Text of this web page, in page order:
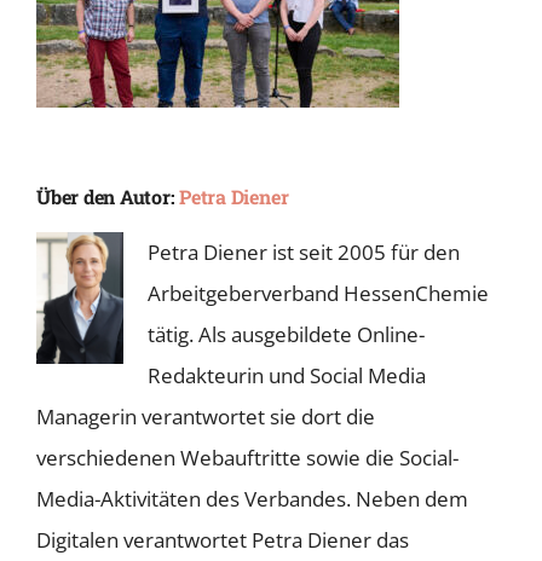
Über den Autor:Petra Diener
Petra Diener ist seit 2005 für den
Arbeitgeberverband HessenChemie
tätig. Als ausgebildete Online-
Redakteurin und Social Media
Managerin verantwortet sie dort die
verschiedenen Webauftritte sowie die Social-
Media-Aktivitäten des Verbandes. Neben dem
Digitalen verantwortet Petra Diener das